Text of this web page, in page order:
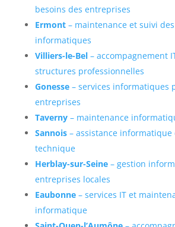
besoins des entreprises
Ermont– maintenance et suivi
informatiques
Villiers-le-Bel– accompagnement
structures professionnelles
Gonesse– services informatiques
entreprises
Taverny– maintenance
Sannois– assistance informatique
technique
Herblay-sur-Seine– gestion
entreprises locales
Eaubonne– services IT et
informatique